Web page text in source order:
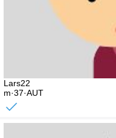
Lars22
m·37·AUT